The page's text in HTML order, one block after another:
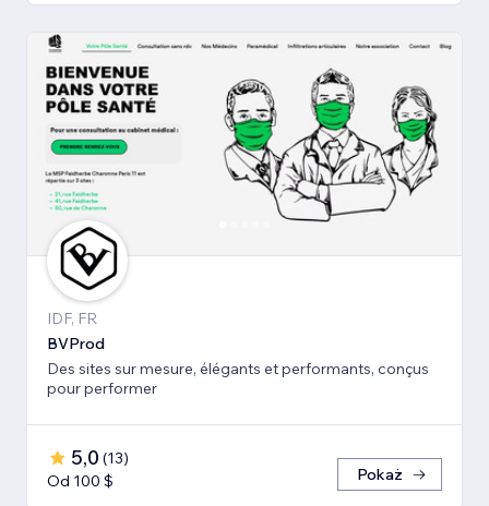
IDF, FR
BVProd
Des sites sur mesure, élégants et performants, conçus
pour performer
5,0 (13)
Od 100 $
Pokaż